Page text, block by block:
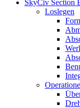
SkyCiv Section
Loslegen